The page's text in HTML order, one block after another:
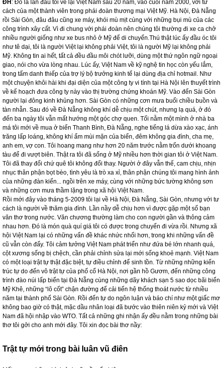
ĐH : Đó là lần đầu tôi về lại Việt Nam sau 20 năm, vào cuối năm 2000, với tư
cách của một thành viên trong phái đoàn thương mại Việt Mỹ. Hà Nội, Đà Nẵng
rồi Sài Gòn, đâu đâu cũng xe máy, khói mù mịt cùng với những bụi mù của các
công trình xây cất. Vì đi chung với phái đoàn nên chúng tôi thường đi xe ca chở
nhiều người giống như xe bus nhỏ ở Mỹ để di chuyển.Thú thật lúc ấy đầu óc tôi
như tê dại, tôi là người Việt lại không phải Việt, tôi là người Mỹ lại không phải
Mỹ. Không tin ai hết, tất cả đều đầu môi chót lưỡi, dùng một thứ ngôn ngữ ngoại
giao, nói cho vừa lòng nhau. Lúc ấy, Việt Nam về kỹ nghệ tin học còn yếu lắm,
trong tấm danh thiếp của trợ lý bộ trưởng kinh tế lại dùng địa chỉ hotmail. Như
một chuyện khôi hài khi đại diện của một công ty vi tính tại Hà Nội lên thuyết trình
về kế hoạch đưa công ty này vào thị trường chứng khoán Mỹ. Vào đến Sài Gòn
người lại đông kinh khủng hơn. Sài Gòn có những cơn mưa buổi chiều buồn và
tàn nhẫn. Sau đó về Đà Nẵng không khí dễ chịu một chút, nhưng lạ quá, ở đó
đến ba ngày tôi vẫn mất hướng một góc chợ quen. Tối nằm một mình ở nhà ba
má tôi mới về mua ở biển Thanh Bình, Đà Nẵng, nghe tiếng lá dừa xào xạc, ánh
trăng lấp loáng, không khí ẩm mùi mặn của biển, đêm không gia đình, cha mẹ,
anh em, vợ con. Tôi hoang mang như hơn 20 năm trước nằm trốn dưới khoang
tàu để đi vượt biên. Thật ra tôi đã sống ở Mỹ nhiều hơn thời gian tôi ở Việt Nam.
Tôi đã thay đổi chứ quê tôi không đổi thay. Người ở đây vẫn thế, cam chịu, nhịn
nhục thân phận bọt bèo, tình yêu là trò xa xỉ, thân phận chúng tôi mang hình ảnh
của những đàn kiến... ngồi trên xe máy, cùng với những bức tường không sơn
và những cơn mưa thầm lặng trong xã hội Việt Nam.
Rồi mới đây vào tháng 5-2009 tôi lại về Hà Nội, Đà Nẵng, Sài Gòn, nhưng với tư
cách là người về thăm gia đình. Lần nầy dễ chịu hơn vì được gặp một số bạn
văn thơ trong nước. Văn chương thường làm cho con người gần và thông cảm
nhau hơn. Đó là món quà quí giá tôi có được trong chuyến đi vừa rồi. Nhưng xã
hội Việt Nam lại có những vấn đề khác nhức nhối hơn, trong khi những vấn đề
cũ vẫn còn đấy. Tôi cảm tưởng Việt Nam phát triển như đứa bé lớn nhanh quá,
cột xương sống bị chệch, cần phải chỉnh sửa lại mới sống khoẻ mạnh. Việt Nam
có một loại trật tự thật đặc biệt, tự điều chỉnh để sinh tồn. Từ những những kiến
trúc tự do đến vô trật tự của phố cổ Hà Nội, nơi gần hồ Gươm, đến những công
trình đào núi lấp biển tại Đà Nẵng cùng những dãy khách sạn 5 sao dọc bãi biển
Mỹ Khê, những “lô cốt” chận đường để cải tiến hệ thống thoát nước từ nhiều
năm tại thành phố Sài Gòn. Rồi đến tự do ngôn luận và báo chí như một giấc mơ
không bao giờ có thật, mặc dầu nhân loại đã bước vào thiên niên kỷ mới và Việt
Nam đã hội nhập vào WTO. Tất cả những ghi nhận ấy đều nằm trong những bài
thơ tôi gởi cho anh mới đây. Tôi xin đọc bài thơ nầy:
Trật tự mới trong bài luân vũ điên